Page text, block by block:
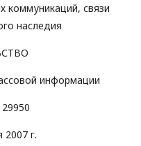
коммуникаций, связи
наследия
информации
2007 г.